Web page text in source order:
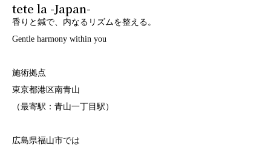
tete la -Japan-
香りと鍼で、内なるリズムを整える。
Gentle harmony within you
施術拠点
東京都港区南青山
（最寄駅：青山一丁目駅）
広島県福山市では